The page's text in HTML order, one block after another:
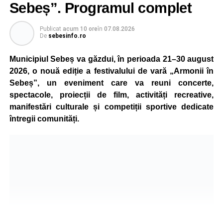
Polițiștii au deschis un dosar penal și continuă cercetările
pentru vătămare corporală din culpă, urmând să
stabilească toate împrejurările în care s-a produs
accidentul.
Adaugă-ne ca sursă preferată
Sebeș”. Programul complet
Publicat acum 10 oreîn 07.08.2026
De sebesinfo.ro
Municipiul Sebeș va găzdui, în perioada 21–30 august
2026, o nouă ediție a festivalului de vară „Armonii în
Sebeș”, un eveniment care va reuni concerte,
spectacole, proiecții de film, activități recreative,
manifestări culturale și competiții sportive dedicate
întregii comunități.